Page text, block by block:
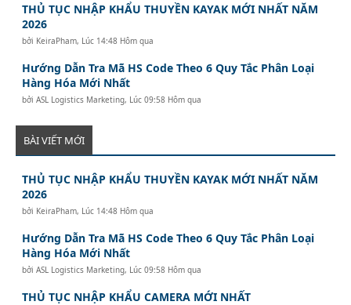
THỦ TỤC NHẬP KHẨU THUYỀN KAYAK MỚI NHẤT NĂM
2026
bởi KeiraPham, Lúc 14:48 Hôm qua
Hướng Dẫn Tra Mã HS Code Theo 6 Quy Tắc Phân Loại
Hàng Hóa Mới Nhất
bởiASL Logistics Marketing, Lúc 09:58 Hôm qua
BÀI VIẾT MỚI
THỦ TỤC NHẬP KHẨU THUYỀN KAYAK MỚI NHẤT NĂM
2026
bởi KeiraPham, Lúc 14:48 Hôm qua
Hướng Dẫn Tra Mã HS Code Theo 6 Quy Tắc Phân Loại
Hàng Hóa Mới Nhất
bởiASL Logistics Marketing, Lúc 09:58 Hôm qua
THỦ TỤC NHẬP KHẨU CAMERA MỚI NHẤT